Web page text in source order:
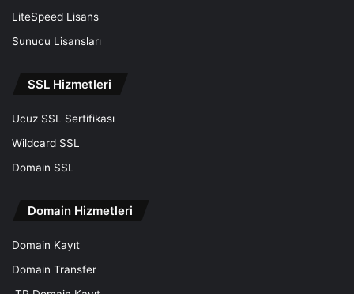
LiteSpeed Lisans
Sunucu Lisansları
SSL Hizmetleri
Ucuz SSL Sertifikası
Wildcard SSL
Domain SSL
Domain Hizmetleri
Domain Kayıt
Domain Transfer